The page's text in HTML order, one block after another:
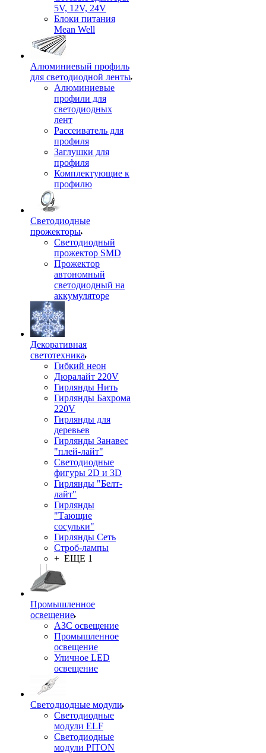
5V, 12V, 24V
Блоки питания
Mean Well
Алюминиевый профиль
для светодиодной ленты
Алюминиевые
профили для
светодиодных
лент
Рассеиватель для
профиля
Заглушки для
профиля
Комплектующие к
профилю
Светодиодные
прожекторы
Светодиодный
прожектор SMD
Прожектор
автономный
светодиодный на
аккумуляторе
Декоративная
светотехника
Гибкий неон
Дюралайт 220V
Гирлянды Нить
Гирлянды Бахрома
220V
Гирлянды для
деревьев
Гирлянды Занавес
"плей-лайт"
Светодиодные
фигуры 2D и 3D
Гирлянды "Белт-
лайт"
Гирлянды
"Тающие
сосульки"
Гирлянды Сеть
Строб-лампы
+ ЕЩЕ 1
Промышленное
освещение
АЗС освещение
Промышленное
освещение
Уличное LED
освещение
Светодиодные модули
Светодиодные
модули ELF
Светодиодные
модули PITON